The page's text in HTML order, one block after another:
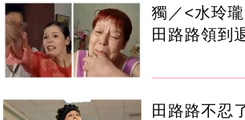
獨／<水玲
田路路領到
田路路不忍